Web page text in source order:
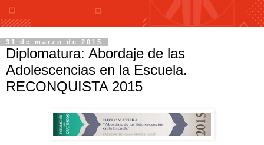
31 de marzo de 2015
Diplomatura: Abordaje de las
Adolescencias en la Escuela.
RECONQUISTA 2015